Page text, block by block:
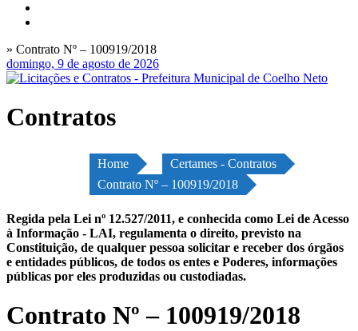
» Contrato Nº – 100919/2018
domingo, 9 de agosto de 2026
Contratos
Home
Certames - Contratos
Contrato Nº – 100919/2018
Regida pela Lei nº 12.527/2011, e conhecida como Lei de Acesso
à Informação - LAI, regulamenta o direito, previsto na
Constituição, de qualquer pessoa solicitar e receber dos órgãos
e entidades públicos, de todos os entes e Poderes, informações
públicas por eles produzidas ou custodiadas.
Contrato Nº – 100919/2018